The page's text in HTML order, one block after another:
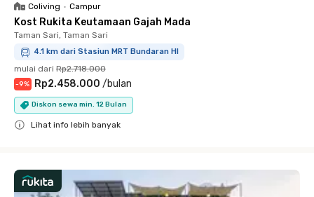
Coliving • Campur
Kost Rukita Keutamaan Gajah Mada
Taman Sari, Taman Sari
4.1 km dari Stasiun MRT Bundaran HI
mulai dari Rp2.718.000
-9% Rp2.458.000 /bulan
Diskon sewa min. 12 Bulan
Lihat info lebih banyak